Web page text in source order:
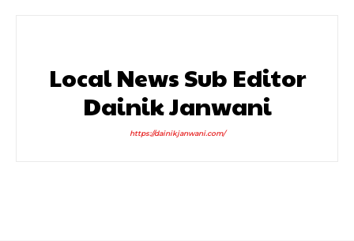
Local News Sub Editor
Dainik Janwani
https://dainikjanwani.com/